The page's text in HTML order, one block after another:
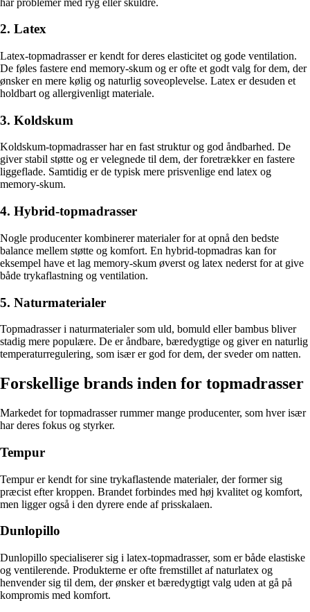
2. Latex
Latex-topmadrasser er kendt for deres elasticitet og gode ventilation.
De føles fastere end memory-skum og er ofte et godt valg for dem, der
ønsker en mere kølig og naturlig soveoplevelse. Latex er desuden et
holdbart og allergivenligt materiale.
3. Koldskum
Koldskum-topmadrasser har en fast struktur og god åndbarhed. De
giver stabil støtte og er velegnede til dem, der foretrækker en fastere
liggeflade. Samtidig er de typisk mere prisvenlige end latex og
memory-skum.
4. Hybrid-topmadrasser
Nogle producenter kombinerer materialer for at opnå den bedste
balance mellem støtte og komfort. En hybrid-topmadras kan for
eksempel have et lag memory-skum øverst og latex nederst for at give
både trykaflastning og ventilation.
5. Naturmaterialer
Topmadrasser i naturmaterialer som uld, bomuld eller bambus bliver
stadig mere populære. De er åndbare, bæredygtige og giver en naturlig
temperaturregulering, som især er god for dem, der sveder om natten.
Forskellige brands inden for topmadrasser
Markedet for topmadrasser rummer mange producenter, som hver især
har deres fokus og styrker.
Tempur
Tempur er kendt for sine trykaflastende materialer, der former sig
præcist efter kroppen. Brandet forbindes med høj kvalitet og komfort,
men ligger også i den dyrere ende af prisskalaen.
Dunlopillo
Dunlopillo specialiserer sig i latex-topmadrasser, som er både elastiske
og ventilerende. Produkterne er ofte fremstillet af naturlatex og
henvender sig til dem, der ønsker et bæredygtigt valg uden at gå på
kompromis med komfort.